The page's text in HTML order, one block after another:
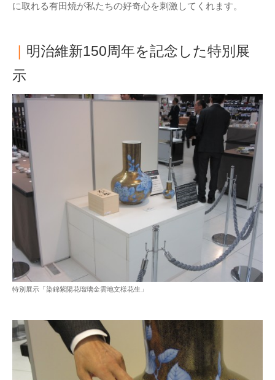
に取れる有田焼が私たちの好奇心を刺激してくれます。
｜ 明治維新150周年を記念した特別展
示
特別展示「染錦紫陽花瑠璃金雲地文様花生」